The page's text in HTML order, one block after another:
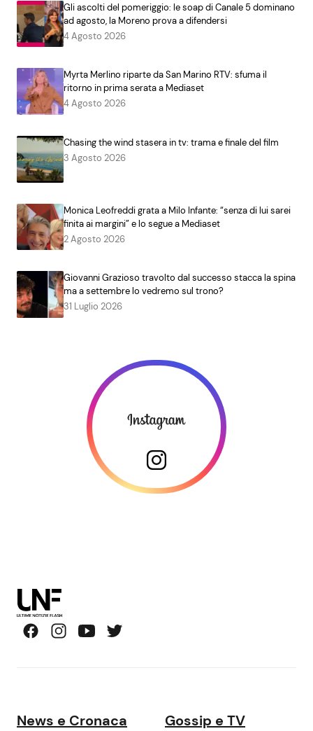
Gli ascolti del pomeriggio: le soap di Canale 5 dominano
ad agosto, la Moreno prova a difendersi
4 Agosto 2026
Myrta Merlino riparte da San Marino RTV: sfuma il
ritorno in prima serata a Mediaset
4 Agosto 2026
Chasing the wind stasera in tv: trama e finale del film
3 Agosto 2026
Monica Leofreddi grata a Milo Infante: “senza di lui sarei
finita ai margini” e lo segue a Mediaset
2 Agosto 2026
Giovanni Grazioso travolto dal successo stacca la spina
ma a settembre lo vedremo sul trono?
31 Luglio 2026
News e Cronaca Gossip e TV